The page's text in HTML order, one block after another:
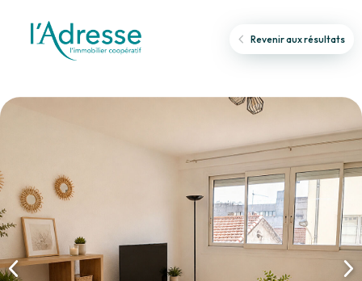
Revenir aux résultats